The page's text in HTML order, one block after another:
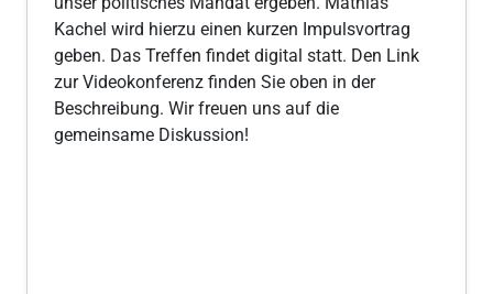
Kachel wird hierzu einen kurzen Impulsvortrag
geben. Das Treffen findet digital statt. Den Link
zur Videokonferenz finden Sie oben in der
Beschreibung. Wir freuen uns auf die
gemeinsame Diskussion!